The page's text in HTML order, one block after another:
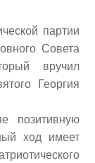
партии
Совета
вручил
Георгия
позитивную
ход имеет